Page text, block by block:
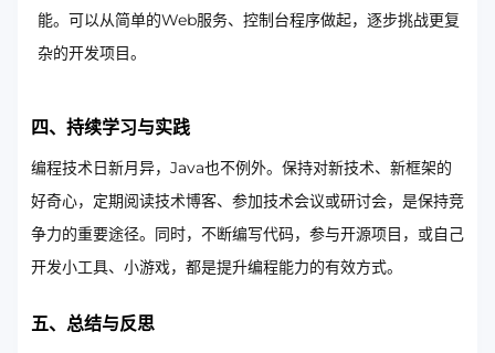
能。可以从简单的Web服务、控制台程序做起，逐步挑战更复
杂的开发项目。
四、持续学习与实践
编程技术日新月异，Java也不例外。保持对新技术、新框架的
好奇心，定期阅读技术博客、参加技术会议或研讨会，是保持竞
争力的重要途径。同时，不断编写代码，参与开源项目，或自己
开发小工具、小游戏，都是提升编程能力的有效方式。
五、总结与反思